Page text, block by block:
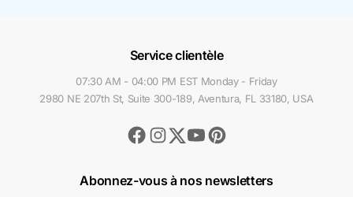
Service clientèle
07:30 AM - 04:00 PM EST Monday - Friday
2980 NE 207th St, Suite 300-189, Aventura, FL 33180, USA
Facebook
Instagram
TwitterYoutubePinterest
Abonnez-vous à nos newsletters